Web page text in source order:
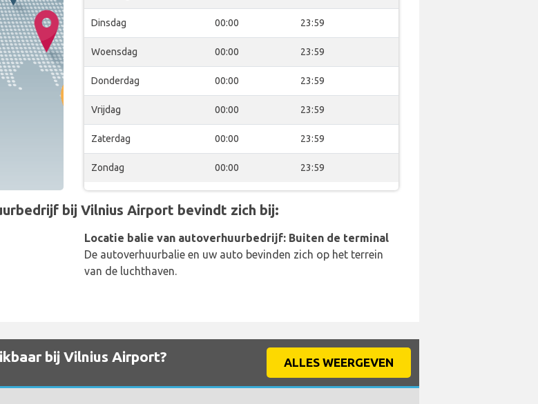
Dinsdag 00:00 23:59
Woensdag 00:00 23:59
Donderdag 00:00 23:59
Vrijdag 00:00 23:59
Zaterdag 00:00 23:59
Zondag 00:00 23:59
bij Vilnius Airport bevindt zich bij:
Locatie balie van autoverhuurbedrijf: Buiten de terminal
De autoverhuurbalie en uw auto bevinden zich op het terrein
van de luchthaven.
bij Vilnius Airport? ALLES WEERGEVEN